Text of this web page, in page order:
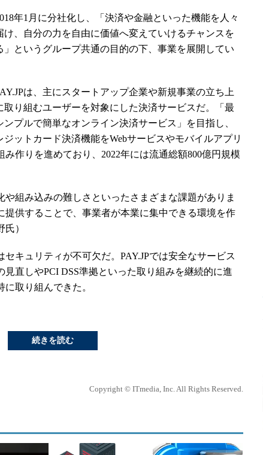
年1月に分社化し、「決済や金融といった機能を人々
け、自分の力を自由に価値へ変えていけるチャンスを
」というグループ共通の目的の下、事業を展開してい
は、主にスタートアップ企業や新規事業の立ち上
取り組むユーザーを対象にした決済サービスだ。「最
ンプルで簡単なオンライン決済サービス」を目指し、
ジットカード決済機能をWebサービスやモバイルアプリ
作りを進めており、2022年には流通総額800億円規模
組み込みの難しさといったさまざまな課題がありま
提供することで、事業者が本業に集中できる環境を作
）
キュリティが不可欠だ。PAY.JPでは安全なサービス
直しやPCI DSS準拠といった取り組みを継続的に進
取り組んできた。
続きを読む
Copyright © ITmedia, Inc. All Rights Reserved.